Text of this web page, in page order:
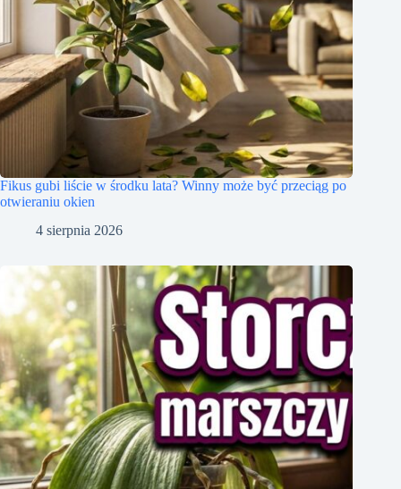
Fikus gubi liście w środku lata? Winny może być przeciąg po
otwieraniu okien
4 sierpnia 2026